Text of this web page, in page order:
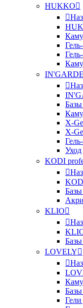
HUKKO
X-
X-
Уход
KODI
KLIO
LOVELY